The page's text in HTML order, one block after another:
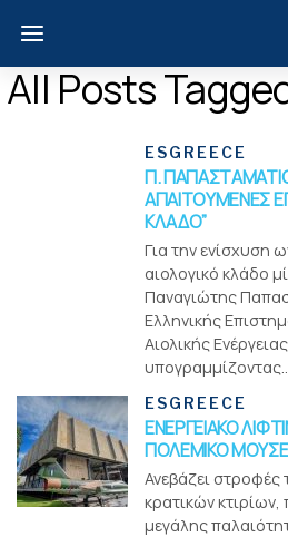
All Posts
ESGREECE
Π.
ΑΠΑΙΤΟΥΜΕΝΕΣ
ΚΛΑΔΟ”
Για την ενίσχυση
αιολογικό κλάδο
Παναγιώτης
Ελληνικής
Αιολικής
ESGREECE
ΕΝΕΡΓΕΙΑΚΟ
ΠΟΛΕΜΙΚΟ
Ανεβάζει
κρατικών
μεγάλης